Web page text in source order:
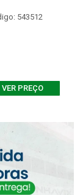
543512
VER PREÇO